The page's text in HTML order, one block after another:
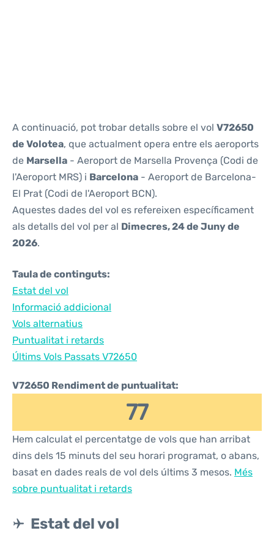
A continuació, pot trobar detalls sobre el vol V72650
de Volotea, que actualment opera entre els aeroports
de Marsella - Aeroport de Marsella Provença (Codi de
l'Aeroport MRS) i Barcelona - Aeroport de Barcelona-
El Prat (Codi de l'Aeroport BCN).
Aquestes dades del vol es refereixen específicament
als detalls del vol per al Dimecres, 24 de Juny de
2026.
Taula de continguts:
Estat del vol
Informació addicional
Vols alternatius
Puntualitat i retards
Últims Vols Passats V72650
V72650 Rendiment de puntualitat:
77
Hem calculat el percentatge de vols que han arribat
dins dels 15 minuts del seu horari programat, o abans,
basat en dades reals de vol dels últims 3 mesos. Més
sobre puntualitat i retards
Estat del vol